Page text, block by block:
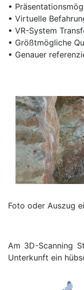
•
• Virtuelle
• VR-System
• Größtmögliche
• Genauer
Foto oder Auszug
Am 3D-Scanning
Unterkunft ein